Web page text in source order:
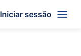
Iniciar sessão